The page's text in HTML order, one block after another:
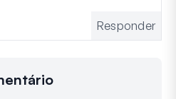
Responder